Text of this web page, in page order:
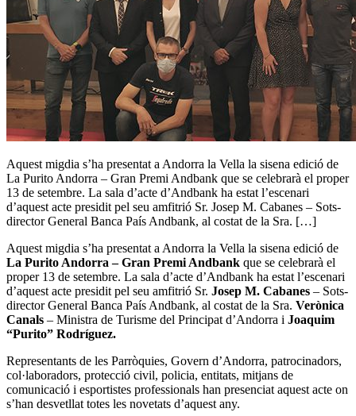
Aquest migdia s’ha presentat a Andorra la Vella la sisena edició de
La Purito Andorra – Gran Premi Andbank que se celebrarà el proper
13 de setembre. La sala d’acte d’Andbank ha estat l’escenari
d’aquest acte presidit pel seu amfitrió Sr. Josep M. Cabanes – Sots-
director General Banca País Andbank, al costat de la Sra. […]
Aquest migdia s’ha presentat a Andorra la Vella la sisena edició de
La Purito Andorra – Gran Premi Andbank que se celebrarà el
proper 13 de setembre. La sala d’acte d’Andbank ha estat l’escenari
d’aquest acte presidit pel seu amfitrió Sr. Josep M. Cabanes – Sots-
director General Banca País Andbank, al costat de la Sra. Verònica
Canals – Ministra de Turisme del Principat d’Andorra i Joaquim
“Purito” Rodríguez.
Representants de les Parròquies, Govern d’Andorra, patrocinadors,
col·laboradors, protecció civil, policia, entitats, mitjans de
comunicació i esportistes professionals han presenciat aquest acte on
s’han desvetllat totes les novetats d’aquest any.